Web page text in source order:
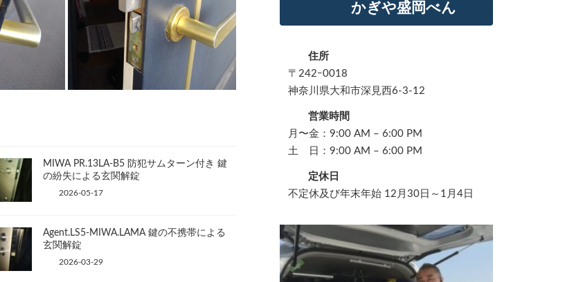
MIWA PR.13LA-B5 防犯サムターン付き 鍵
の紛失による玄関解錠
2026-05-17
Agent.LS5-MIWA.LAMA 鍵の不携帯による
玄関解錠
2026-03-29
かぎや盛岡べん
住所
〒242ｰ0018
神奈川県大和市深見西6-3-12
営業時間
月〜金：9:00 AM – 6:00 PM
土 日：9:00 AM – 6:00 PM
定休日
不定休及び年末年始 12月30日～1月4日